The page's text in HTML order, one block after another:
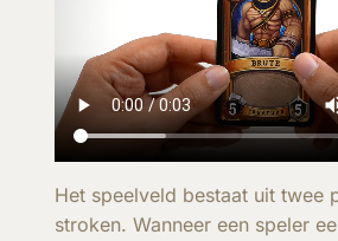
Het speelveld bestaat uit twee
stroken. Wanneer een speler